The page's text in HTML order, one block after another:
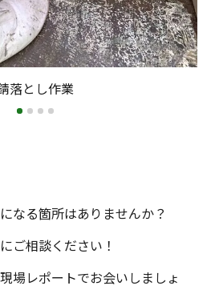
落とし作業
なる箇所はありませんか？
ご相談ください！
場レポートでお会いしましょ